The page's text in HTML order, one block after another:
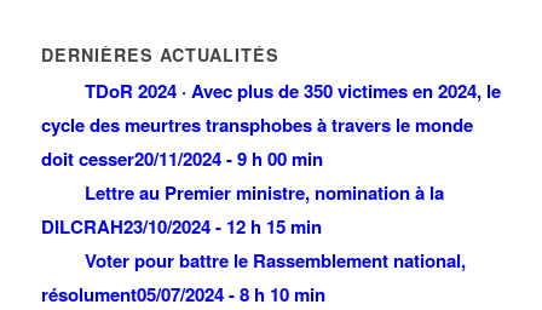
DERNIÈRES ACTUALITÉS
TDoR 2024 · Avec plus de 350 victimes en 2024, le
cycle des meurtres transphobes à travers le monde
doit cesser20/11/2024 - 9 h 00 min
Lettre au Premier ministre, nomination à la
DILCRAH23/10/2024 - 12 h 15 min
Voter pour battre le Rassemblement national,
résolument05/07/2024 - 8 h 10 min